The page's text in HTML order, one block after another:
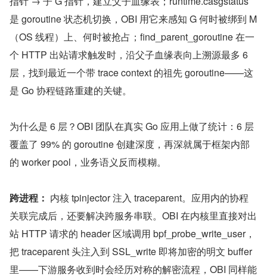
是 goroutine 状态机切换，OBI 用它来感知 G 何时被绑到 M
（OS 线程）上、何时被抢占；find_parent_goroutine 在一
个 HTTP 出站请求触发时，沿父子血缘表向上溯源最多 6
层，找到最近一个带 trace context 的祖先 goroutine——这
是 Go 协程链路重建的关键。
为什么是 6 层？OBI 团队在真实 Go 应用上做了统计：6 层
覆盖了 99% 的 goroutine 创建深度，再深就属于框架内部
的 worker pool，业务语义反而模糊。
跨进程： 内核 tpinjector 注入 traceparent。应用内的协程
关联完成后，还要解决跨服务串联。OBI 在内核里直接对出
站 HTTP 请求的 header 区域调用 bpf_probe_write_user，
把 traceparent 头注入到 SSL_write 即将加密的明文 buffer
里——下游服务收到时会经历对称的解密流程，OBI 同样能